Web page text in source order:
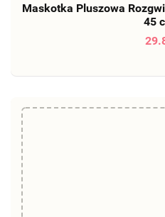
Maskotka Pluszowa
45